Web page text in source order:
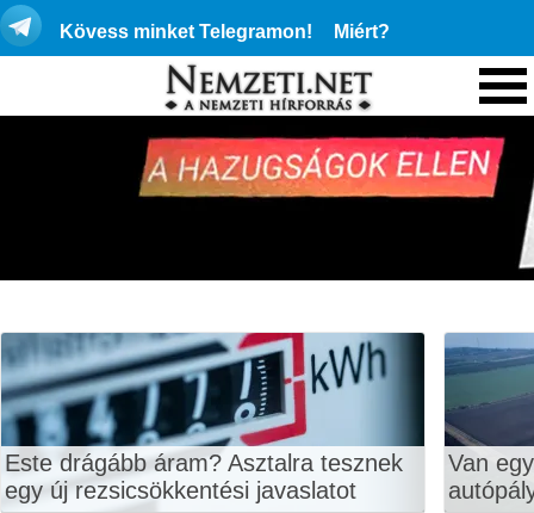
Kövess minket Telegramon! Miért?
Este drágább áram? Asztalra tesznek
egy új rezsicsökkentési javaslatot
Van